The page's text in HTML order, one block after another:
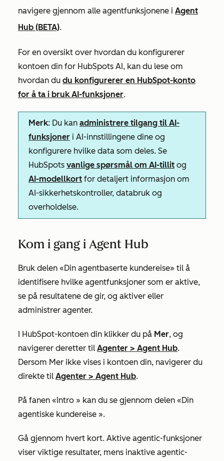
navigere gjennom alle agentfunksjonene i Agent
Hub (BETA).
For en oversikt over hvordan du konfigurerer
kontoen din for HubSpots AI, kan du lese om
hvordan du du konfigurerer en HubSpot-konto
for å ta i bruk AI-funksjoner.
Merk: Du kan administrere tilgang til AI-
funksjoner i AI-innstillingene dine og
konfigurere hvilke data som deles. Se
HubSpots vanlige spørsmål om AI-tillit og
AI-modellkort for detaljert informasjon om
AI-sikkerhetskontroller, databruk og
overholdelse.
Kom i gang i Agent Hub
Bruk delen «Din agentbaserte kundereise» til å
identifisere hvilke agentfunksjoner som er aktive,
se på resultatene de gir, og aktiver eller
administrer agenter.
I HubSpot-kontoen din klikker du på Mer, og
navigerer deretter til Agenter > Agent Hub.
Dersom Mer ikke vises i kontoen din, navigerer du
direkte til Agenter > Agent Hub.
På fanen «Intro » kan du se gjennom delen «Din
agentiske kundereise ».
Gå gjennom hvert kort. Aktive agentic-funksjoner
viser viktige resultater, mens inaktive agentic-